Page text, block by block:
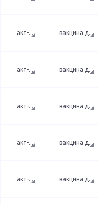
акт-... вакцина д...
акт-... вакцина д...
акт-... вакцина д...
акт-... вакцина д...
акт-... вакцина д...